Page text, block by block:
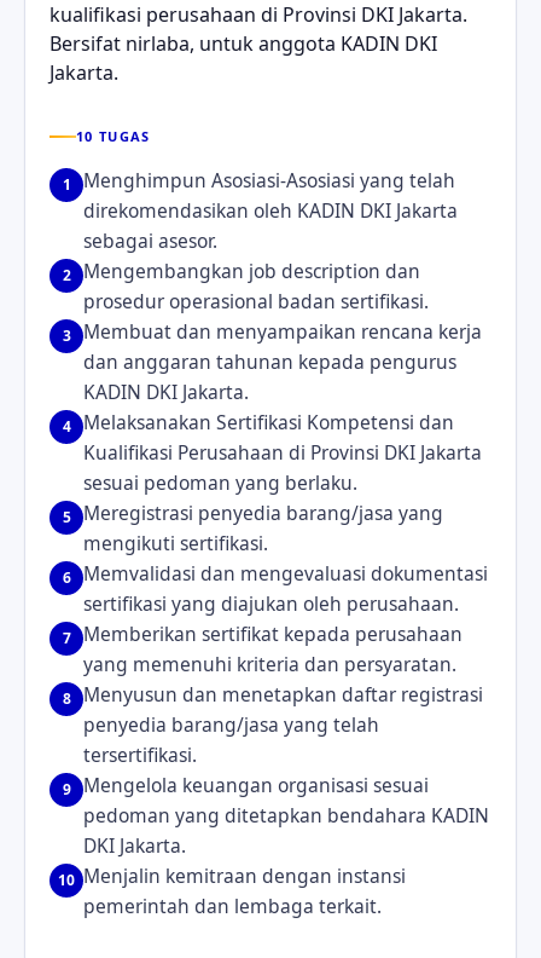
kualifikasi perusahaan di Provinsi DKI Jakarta.
Bersifat nirlaba, untuk anggota KADIN DKI
Jakarta.
10 TUGAS
1
Menghimpun Asosiasi-Asosiasi yang telah
direkomendasikan oleh KADIN DKI Jakarta
sebagai asesor.
2
Mengembangkan job description dan
prosedur operasional badan sertifikasi.
3
Membuat dan menyampaikan rencana kerja
dan anggaran tahunan kepada pengurus
KADIN DKI Jakarta.
4
Melaksanakan Sertifikasi Kompetensi dan
Kualifikasi Perusahaan di Provinsi DKI Jakarta
sesuai pedoman yang berlaku.
5
Meregistrasi penyedia barang/jasa yang
mengikuti sertifikasi.
6
Memvalidasi dan mengevaluasi dokumentasi
sertifikasi yang diajukan oleh perusahaan.
7
Memberikan sertifikat kepada perusahaan
yang memenuhi kriteria dan persyaratan.
8
Menyusun dan menetapkan daftar registrasi
penyedia barang/jasa yang telah
tersertifikasi.
9
Mengelola keuangan organisasi sesuai
pedoman yang ditetapkan bendahara KADIN
DKI Jakarta.
10 Menjalin kemitraan dengan instansi
pemerintah dan lembaga terkait.